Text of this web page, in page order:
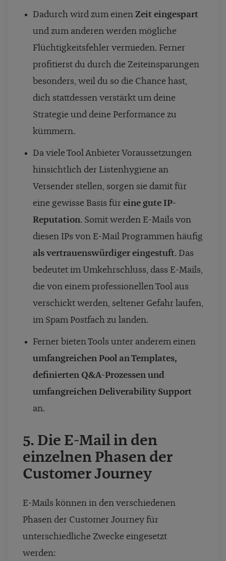
Dadurch wird zum einen Zeit eingespart
und zum anderen werden mögliche
Flüchtigkeitsfehler vermieden. Ferner
profitierst du durch die Zeiteinsparungen
besonders, weil du so die Chance hast,
dich stattdessen verstärkt um deine
Strategie und deine Performance zu
kümmern.
Da viele Tool Anbieter Voraussetzungen
hinsichtlich der Listenhygiene an
Versender stellen, sorgen sie damit für
eine gewisse Basis für eine gute IP-
Reputation. Somit werden E-Mails von
diesen IPs von E-Mail Programmen häufig
als vertrauenswürdiger eingestuft. Das
bedeutet im Umkehrschluss, dass E-Mails,
die von einem professionellen Tool aus
verschickt werden, seltener Gefahr laufen,
im Spam Postfach zu landen.
Ferner bieten Tools unter anderem einen
umfangreichen Pool an Templates,
definierten Q&A-Prozessen und
umfangreichen Deliverability Support
an.
5. Die E-Mail in den
einzelnen Phasen der
Customer Journey
E-Mails können in den verschiedenen
Phasen der Customer Journey für
unterschiedliche Zwecke eingesetzt
werden: